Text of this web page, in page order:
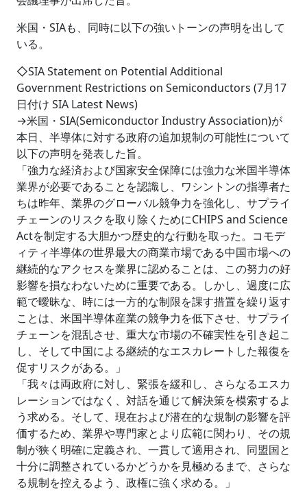
米国・SIAも、同時に以下の強いトーンの声明を出して
いる。
◇SIA Statement on Potential Additional
Government Restrictions on Semiconductors (7月17
日付け SIA Latest News)
→米国・SIA(Semiconductor Industry Association)が
本日、半導体に対する政府の追加規制の可能性について
以下の声明を発表した旨。
「強力な経済および国家安全保障には強力な米国半導体
業界が必要であることを認識し、ワシントンの指導者た
ちは昨年、業界のグローバル競争力を強化し、サプライ
チェーンのリスクを取り除くためにCHIPS and Science
Actを制定する大胆かつ歴史的な行動を取った。コモデ
ィティ半導体の世界最大の商業市場である中国市場への
継続的なアクセスを業界に認めることは、この努力の好
影響を損なわないために重要である。しかし、過度に広
範で曖昧な、時には一方的な制限を課す措置を繰り返す
ことは、米国半導体産業の競争力を低下させ、サプライ
チェーンを混乱させ、重大な市場の不確実性を引き起こ
し、そして中国による継続的なエスカレートした報復を
促すリスクがある。」
「我々は両政府に対し、緊張を緩和し、さらなるエスカ
レーションではなく、対話を通じて解決策を模索するよ
う求める。そして、現在および潜在的な規制の影響を評
価するため、業界や専門家とより広範に関わり、その規
制が狭く明確に定義され、一貫して適用され、同盟国と
十分に調整されているかどうかを見極めるまで、さらな
る規制を控えるよう、政権に強く求める。」